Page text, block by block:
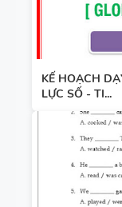
KẾ HOẠCH
LỰC SỐ - TI...